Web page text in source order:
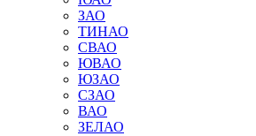
ЗАО
ТИНАО
СВАО
ЮВАО
ЮЗАО
СЗАО
ВАО
ЗЕЛАО